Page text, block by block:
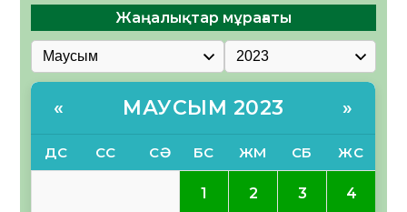
Жаңалықтар мұрағаты
« МАУСЫМ 2023 »
ДС СС СӘ БС ЖМ СБ ЖС
1 2 3 4